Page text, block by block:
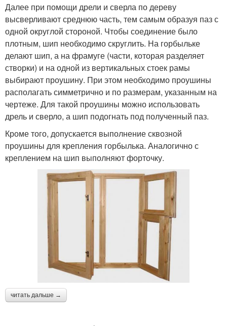
Далее при помощи дрели и сверла по дереву
высверливают среднюю часть, тем самым образуя паз с
одной округлой стороной. Чтобы соединение было
плотным, шип необходимо скруглить. На горбыльке
делают шип, а на фрамуге (части, которая разделяет
створки) и на одной из вертикальных стоек рамы
выбирают проушину. При этом необходимо проушины
располагать симметрично и по размерам, указанным на
чертеже. Для такой проушины можно использовать
дрель и сверло, а шип подогнать под полученный паз.
Кроме того, допускается выполнение сквозной
проушины для крепления горбылька. Аналогично с
креплением на шип выполняют форточку.
читать дальше →